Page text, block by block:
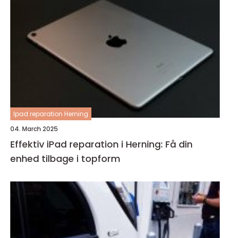
Ipad reparation Herning
04. March 2025
Effektiv iPad reparation i Herning: Få din
enhed tilbage i topform